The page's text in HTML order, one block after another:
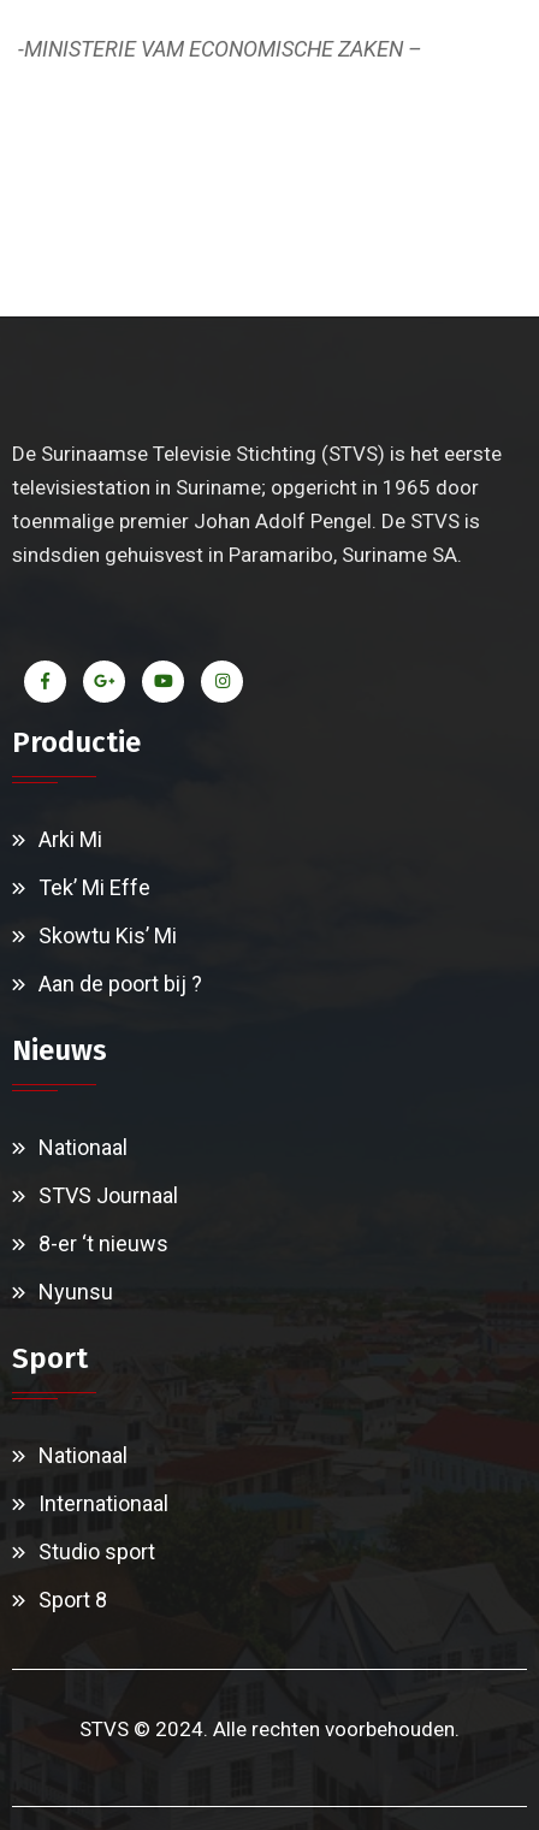
-MINISTERIE VAM ECONOMISCHE ZAKEN –
De Surinaamse Televisie Stichting (STVS) is het eerste
televisiestation in Suriname; opgericht in 1965 door
toenmalige premier Johan Adolf Pengel. De STVS is
sindsdien gehuisvest in Paramaribo, Suriname SA.
Productie
Arki Mi
Tek’ Mi Effe
Skowtu Kis’ Mi
Aan de poort bij ?
Nieuws
Nationaal
STVS Journaal
8-er ‘t nieuws
Nyunsu
Sport
Nationaal
Internationaal
Studio sport
Sport 8
STVS © 2024. Alle rechten voorbehouden.